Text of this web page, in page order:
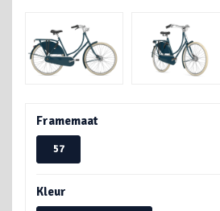
Framemaat
57
Kleur